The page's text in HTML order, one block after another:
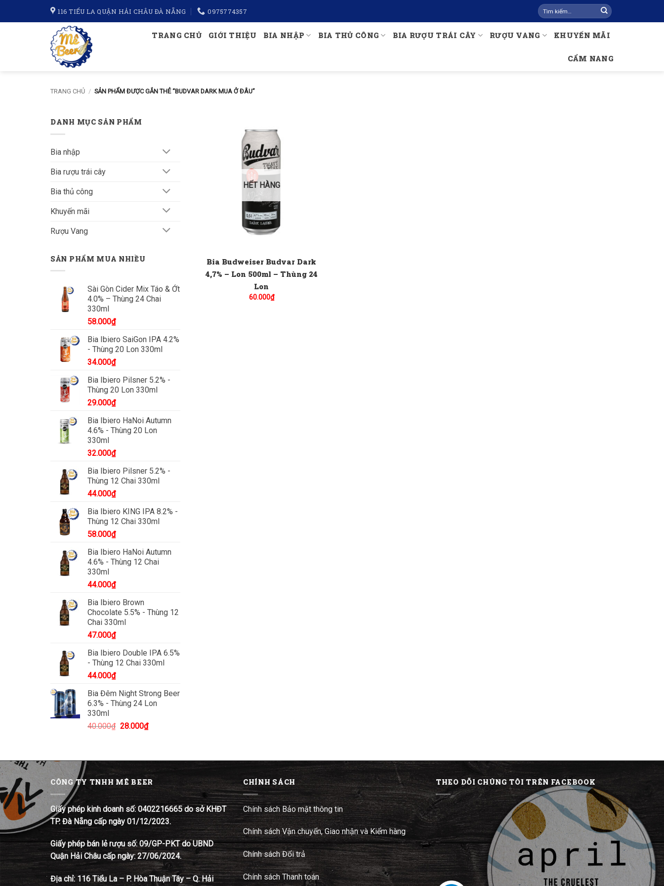
116 TIỂU LA QUẬN HẢI CHÂU ĐÀ NẴNG 0975774357
Tìm
kiếm:
TRANG CHỦ GIỚI THIỆU BIA NHẬP BIA THỦ CÔNG BIA RƯỢU TRÁI CÂY RƯỢU VANG KHUYẾN MÃI
CẨM NANG
TRANG CHỦ / SẢN PHẨM ĐƯỢC GẮN THẺ “BUDVAR DARK MUA Ở ĐÂU”
DANH MỤC SẢN PHẨM
Bia nhập
Bia rượu trái cây
Bia thủ công
Khuyến mãi
Rượu Vang
SẢN PHẨM MUA NHIỀU
Sài Gòn Cider Mix Táo & Ớt
4.0% – Thùng 24 Chai
330ml
58.000₫
Bia Ibiero SaiGon IPA 4.2%
- Thùng 20 Lon 330ml
34.000₫
Bia Ibiero Pilsner 5.2% -
Thùng 20 Lon 330ml
29.000₫
Bia Ibiero HaNoi Autumn
4.6% - Thùng 20 Lon
330ml
32.000₫
Bia Ibiero Pilsner 5.2% -
Thùng 12 Chai 330ml
44.000₫
Bia Ibiero KING IPA 8.2% -
Thùng 12 Chai 330ml
58.000₫
Bia Ibiero HaNoi Autumn
4.6% - Thùng 12 Chai
330ml
44.000₫
Bia Ibiero Brown
Chocolate 5.5% - Thùng 12
Chai 330ml
47.000₫
Bia Ibiero Double IPA 6.5%
- Thùng 12 Chai 330ml
44.000₫
Bia Đêm Night Strong Beer
6.3% - Thùng 24 Lon
330ml
40.000₫ Giá
28.000₫Giá
HẾT HÀNG
Bia Budweiser Budvar Dark
4,7% – Lon 500ml – Thùng 24
Lon
60.000₫
CÔNG TY TNHH MÊ BEER
Giấy phép kinh doanh số: 0402216665 do sở KHĐT
TP. Đà Nẵng cấp ngày 01/12/2023.
Giấy phép bán lẻ rượu số: 09/GP-PKT do UBND
Quận Hải Châu cấp ngày: 27/06/2024.
Địa chỉ: 116 Tiểu La – P. Hòa Thuận Tây – Q. Hải
CHÍNH SÁCH
Chính sách Bảo mật thông tin
Chính sách Vận chuyển, Giao nhận và Kiểm hàng
Chính sách Đổi trả
Chính sách Thanh toán
THEO DÕI CHÚNG TÔI TRÊN FACEBOOK